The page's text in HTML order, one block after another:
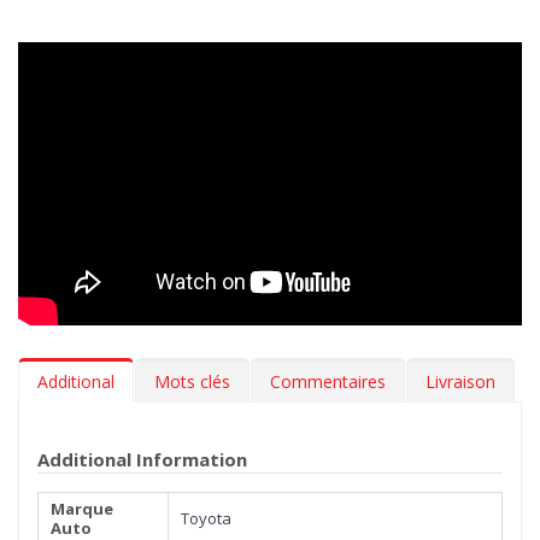
Additional Mots clés Commentaires Livraison
Additional Information
Marque
Auto
Toyota